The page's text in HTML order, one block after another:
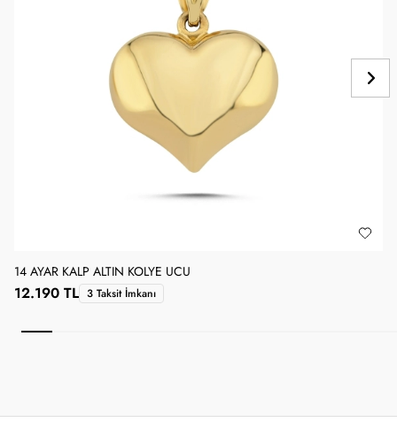
14 AYAR KALP ALTIN KOLYE UCU
12.190 TL 3 Taksit İmkanı